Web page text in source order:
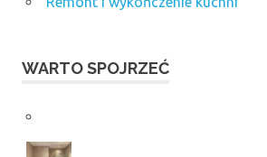
WARTO SPOJRZEĆ